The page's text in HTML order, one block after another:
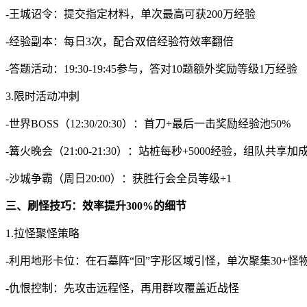
-王城诏令：提交指定材料，单次最高可获200万经验
-经验副本：每日3次，配合双倍经验符效率翻倍
-答题活动：19:30-19:45参与，答对10题额外奖励等级1万经验
3.限时活动冲刺
-世界BOSS（12:30/20:30）：首刀+最后一击奖励经验池50%
-篝火晚会（21:00-21:30）：站桩每秒+5000经验，组队共享加
-沙城争霸（周日20:00）：获胜行会全员等级+1
三、刷怪技巧：效率提升300%的细节
1.拉怪聚怪策略
-利用地形卡位：在石墓阵“回”字形区域引怪，单次聚集30+怪
-仇恨控制：先攻击远程怪，再用群攻覆盖近战怪